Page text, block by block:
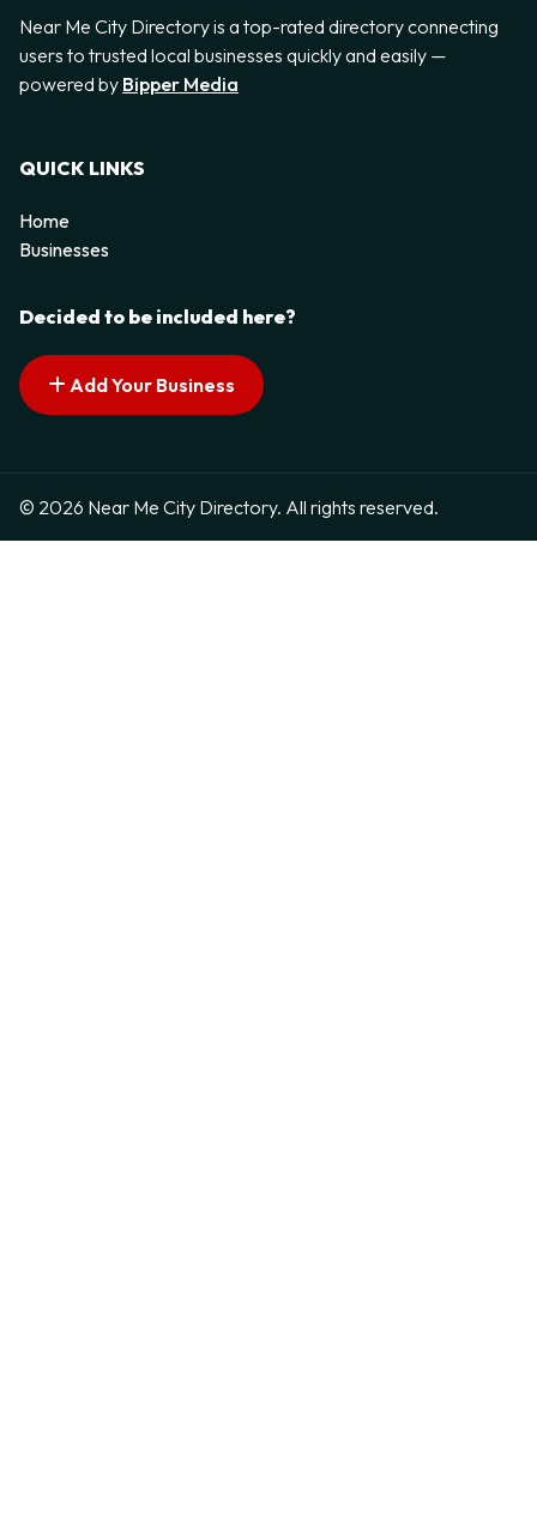
Near Me City Directory is a top-rated directory connecting
users to trusted local businesses quickly and easily —
powered by Bipper Media
QUICK LINKS
Home
Businesses
Decided to be included here?
Add Your Business
© 2026 Near Me City Directory. All rights reserved.